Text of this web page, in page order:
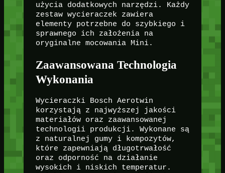
użycia dodatkowych narzędzi. Każdy
zestaw wycieraczek zawiera
elementy potrzebne do szybkiego i
sprawnego ich założenia na
oryginalne mocowania Mini.
Zaawansowana Technologia
Wykonania
Wycieraczki Bosch Aerotwin
korzystają z najwyższej jakości
materiałów oraz zaawansowanej
technologii produkcji. Wykonane są
z naturalnej gumy i kompozytów,
które zapewniają długotrwałość
oraz odporność na działanie
wysokich i niskich temperatur.